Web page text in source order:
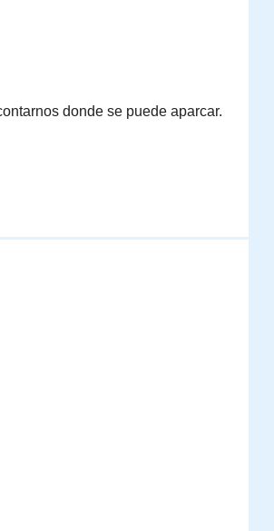
donde se puede aparcar.